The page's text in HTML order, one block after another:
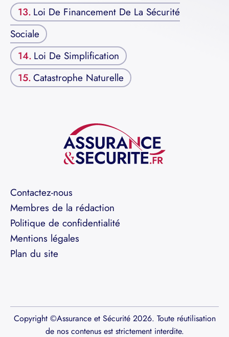
Loi De Financement De La Sécurité
Sociale
Loi De Simplification
Catastrophe Naturelle
Contactez-nous
Membres de la rédaction
Politique de confidentialité
Mentions légales
Plan du site
Copyright ©Assurance et Sécurité 2026. Toute réutilisation
de nos contenus est strictement interdite.